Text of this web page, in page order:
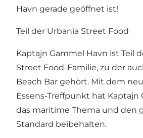
Havn gerade geöffnet ist!
Teil der Urbania Street Food
Kaptajn Gammel Havn ist Teil
Street Food-Familie, zu der
Beach Bar gehört. Mit dem
Essens-Treffpunkt hat Kaptajn
das maritime Thema und den
Standard beibehalten.